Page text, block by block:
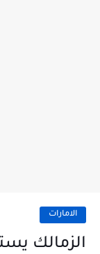
الامارات
الزمالك